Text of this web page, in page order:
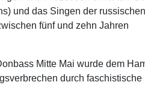
und das Singen der russischen
fünf und zehn Jahren
Mitte Mai wurde dem
durch faschistische